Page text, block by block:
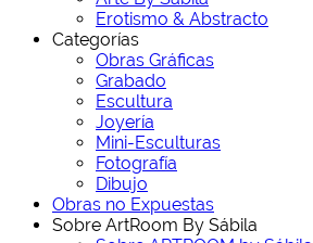
Erotismo & Abstracto
Categorías
Obras Gráficas
Grabado
Escultura
Joyería
Mini-Esculturas
Fotografía
Dibujo
Obras no Expuestas
Sobre ArtRoom By Sábila